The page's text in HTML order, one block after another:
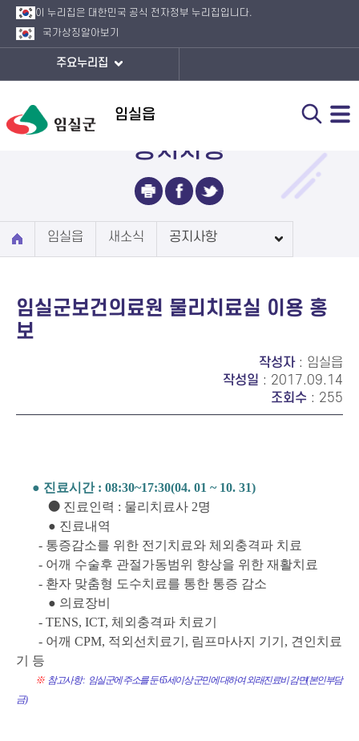
이 누리집은 대한민국 공식 전자정부 누리집입니다.
국가상징 알아보기
주요누리집
임실읍
공지사항
임실읍 새소식 공지사항
임실군보건의료원 물리치료실 이용 홍
보
작성자: 임실읍
작성일 : 2017.09.14
조회수 : 255
● 진료시간 : 08:30~17:30(04. 01 ~ 10. 31)
● 진료인력 : 물리치료사 2명
● 진료내역
- 통증감소를 위한 전기치료와 체외충격파 치료
- 어깨 수술후 관절가동범위 향상을 위한 재활치료
- 환자 맞춤형 도수치료를 통한 통증 감소
● 의료장비
- TENS, ICT, 체외충격파 치료기
- 어깨 CPM, 적외선치료기 , 림프마사지 기기 , 견인치료
기 등
※ 참고사항: 임실군에 주소를 둔65세이상 군민에 대하여 외래진료비 감면(본인부담
금)